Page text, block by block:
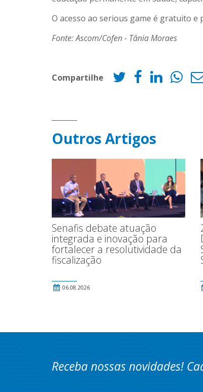
O acesso ao serious game é gratuito e
Fonte: Ascom/Cofen - Tânia Moraes
Compartilhe
Outros Artigos
Senafis debate atuação
integrada e inovação para
fortalecer a resolutividade da
fiscalização
06.08.2026
Receba nossas novidades!